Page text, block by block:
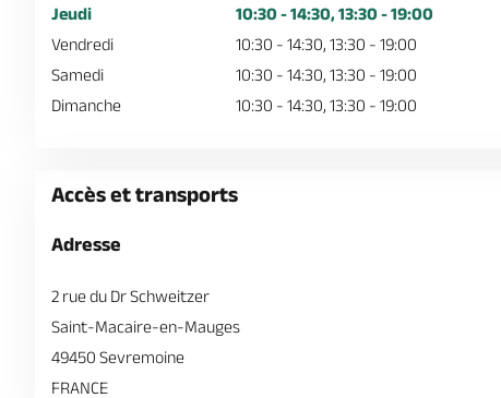
Jeudi
10:30 - 14:30, 13:30 - 19:00
Vendredi
10:30 - 14:30, 13:30 - 19:00
Samedi
10:30 - 14:30, 13:30 - 19:00
Dimanche
10:30 - 14:30, 13:30 - 19:00
Accès et transports
Adresse
2 rue du Dr Schweitzer
Saint-Macaire-en-Mauges
49450 Sevremoine
FRANCE